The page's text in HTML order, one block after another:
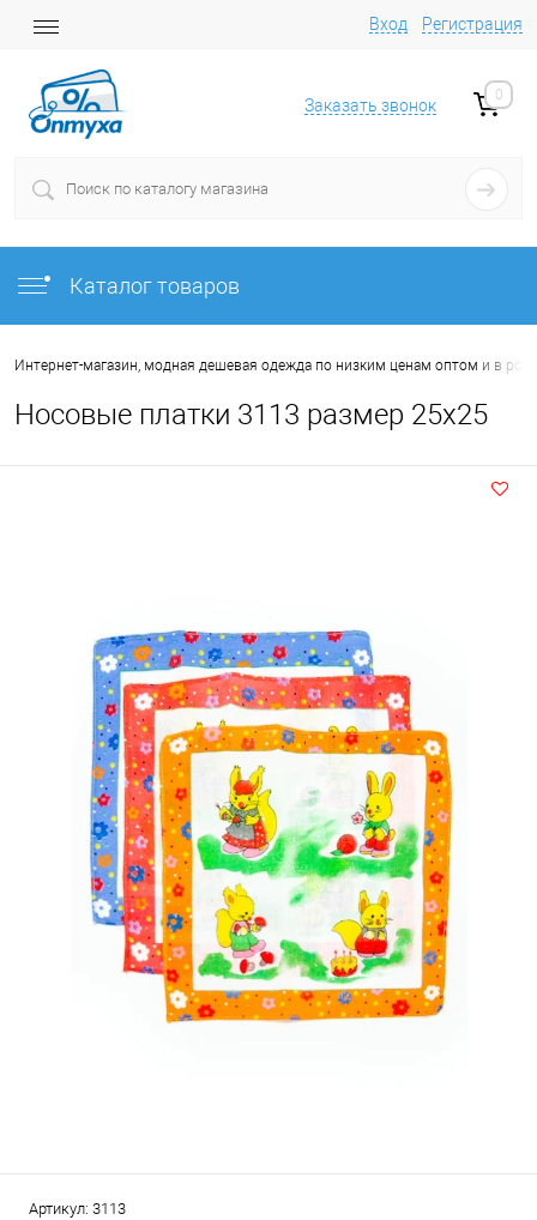
Вход Регистрация
Заказать звонок
0
Каталог товаров
Интернет-магазин, модная дешевая одежда по низким ценам оптом и в
Носовые платки 3113 размер 25х25
Артикул: 3113